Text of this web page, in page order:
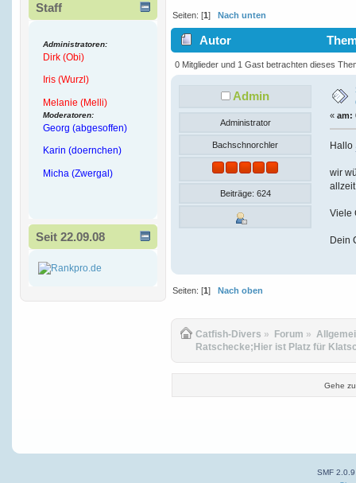
Staff
Administratoren:
Dirk (Obi)
Iris (Wurzl)
Melanie (Melli)
Moderatoren:
Georg (abgesoffen)
Karin (doernchen)
Micha (Zwergal)
Seit 22.09.08
Seiten: [1]Nach unten
Autor
4660 mal)
0 Mitglieder und 1 Gast betrachten dieses
Admin
Administrator
Bachschnorchler
Beiträge: 624
« am:
Hallo
wir
Viele
Dein
Seiten: [1] Nach oben
Catfish-Divers » Forum »
Ratschecke;Hier ist Platz für
Gehe
SMF 2.0.9